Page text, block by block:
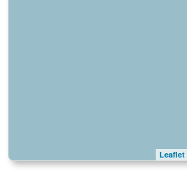
Leaflet